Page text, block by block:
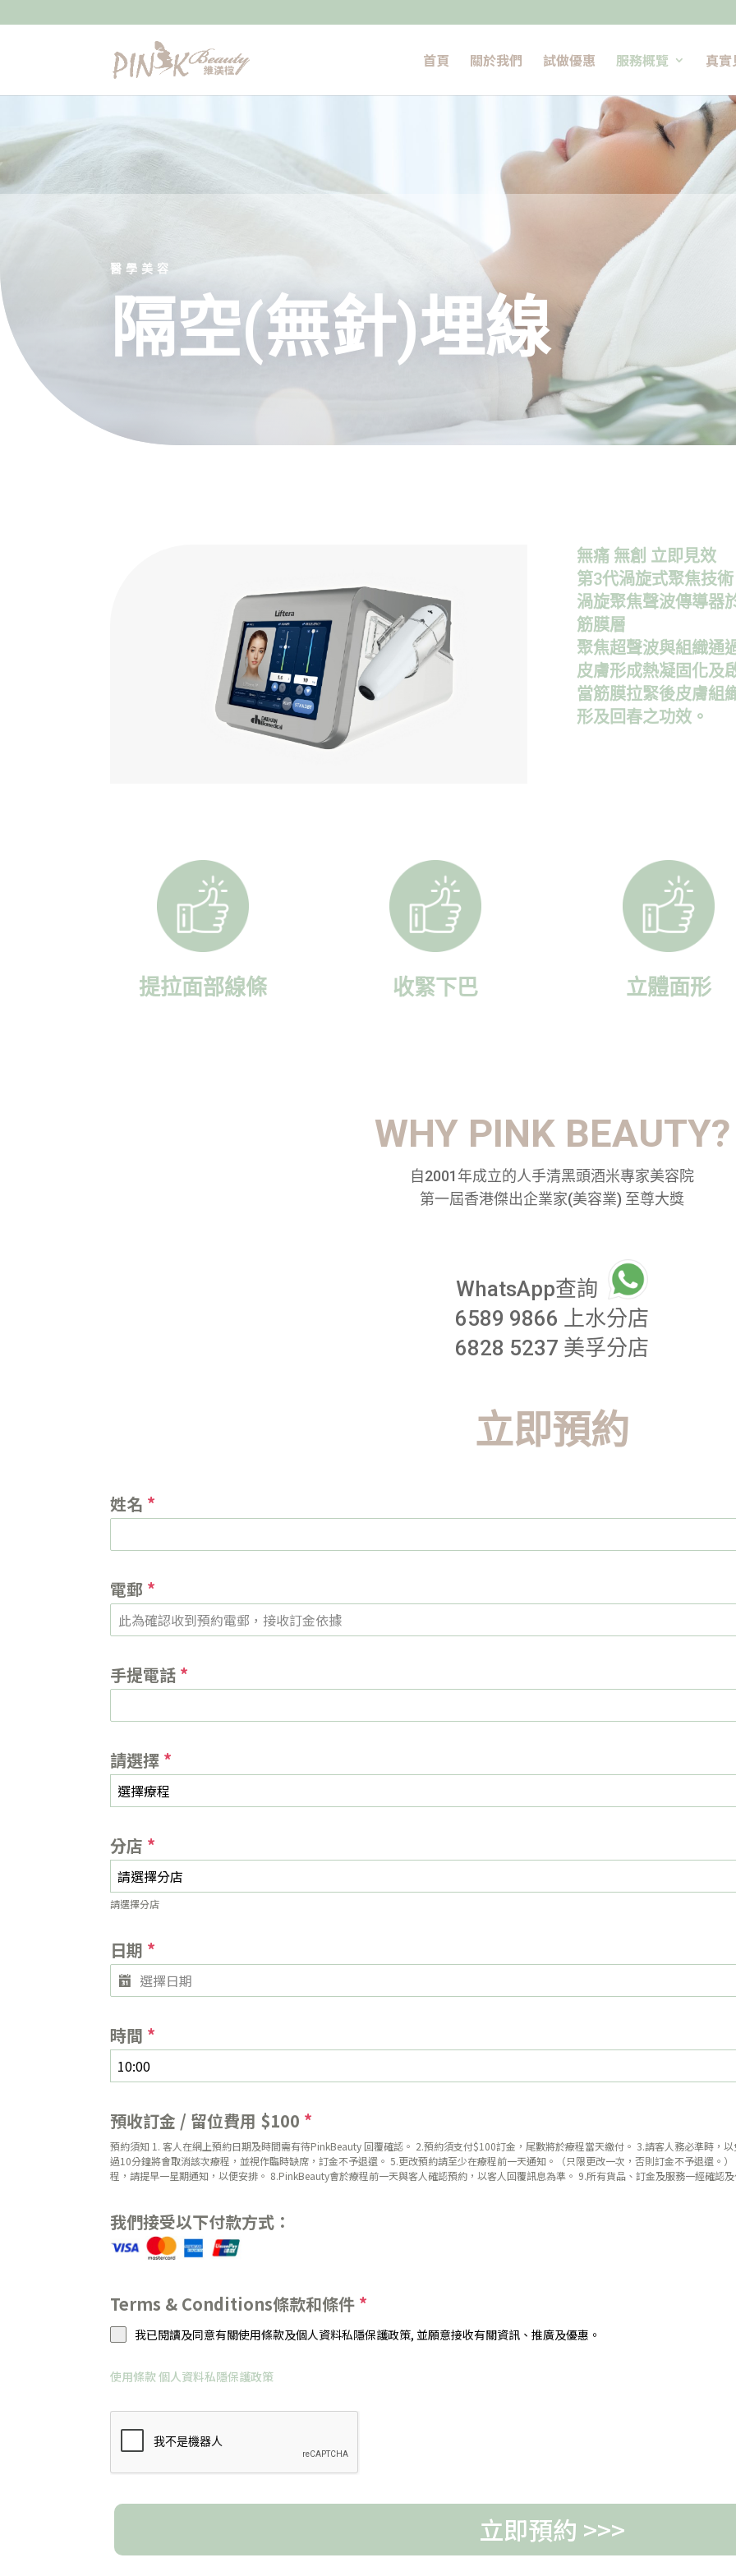
首頁 關於我們 試做優惠 服務概覽 真實
醫學美容
隔空(無針)埋線
無痛 無創 立即見效
第3代渦旋式聚焦技術
渦旋聚焦聲波傳導器
筋膜層
聚焦超聲波與組織
皮膚形成熱凝固化及
當筋膜拉緊後皮膚組
形及回春之功效。
提拉面部線條 收緊下巴 立體面形
WHY PINK BEAUTY?
自2001年成立的人手清黑頭酒米專家美容院
第一屆香港傑出企業家(美容業) 至尊大獎
WhatsApp查詢
6589 9866 上水分店
6828 5237 美孚分店
立即預約
姓名 *
電郵 *
手提電話 *
請選擇 *
選擇療程
分店 *
請選擇分店
請選擇分店
日期 *
時間 *
10:00
預收訂金 / 留位費用 $100 *
預約須知 1. 客人在網上預約日期及時間需有待PinkBeauty 回覆確認。 2.預約須支付$100訂金，尾數將於療程當天繳付。 3.請客人務必準時，
過10分鐘將會取消該次療程，並視作臨時缺席，訂金不予退還。 5.更改預約請至少在療程前一天通知。（只限更改一次，否則訂金不予退還。
程，請提早一星期通知，以便安排。 8.PinkBeauty會於療程前一天與客人確認預約，以客人回覆訊息為準。 9.所有貨品、訂金及服務一經確認
我們接受以下付款方式：
Terms & Conditions條款和條件 *
我已閱讀及同意有關使用條款及個人資料私隱保護政策, 並願意接收有關資訊、推廣及優惠。
使用條款個人資料私隱保護政策
立即預約 >>>